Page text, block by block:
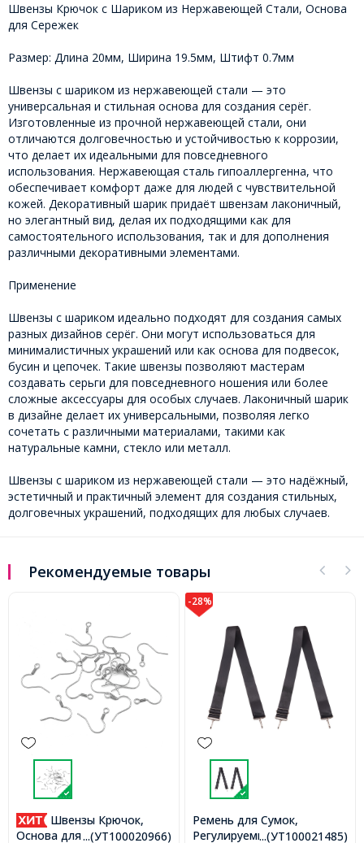
Швензы Крючок с Шариком из Нержавеющей Стали, Основа
для Сережек
Размер: Длина 20мм, Ширина 19.5мм, Штифт 0.7мм
Швензы с шариком из нержавеющей стали — это
универсальная и стильная основа для создания серёг.
Изготовленные из прочной нержавеющей стали, они
отличаются долговечностью и устойчивостью к коррозии,
что делает их идеальными для повседневного
использования. Нержавеющая сталь гипоаллергенна, что
обеспечивает комфорт даже для людей с чувствительной
кожей. Декоративный шарик придаёт швензам лаконичный,
но элегантный вид, делая их подходящими как для
самостоятельного использования, так и для дополнения
различными декоративными элементами.
Применение
Швензы с шариком идеально подходят для создания самых
разных дизайнов серёг. Они могут использоваться для
минималистичных украшений или как основа для подвесок,
бусин и цепочек. Такие швензы позволяют мастерам
создавать серьги для повседневного ношения или более
сложные аксессуары для особых случаев. Лаконичный шарик
в дизайне делает их универсальными, позволяя легко
сочетать с различными материалами, такими как
натуральные камни, стекло или металл.
Швензы с шариком из нержавеющей стали — это надёжный,
эстетичный и практичный элемент для создания стильных,
долговечных украшений, подходящих для любых случаев.
Рекомендуемые товары
...(УТ100020966)
Швензы Крючок,
Основа для Сережек,
-28%
...(УТ100021485)
Ремень для Сумок,
Регулируемый по Длине,